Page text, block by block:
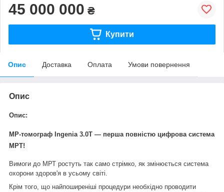
45 000 000 ₴
Купити
Опис Доставка Оплата Умови повернення
Опис
Опис:
МР-томограф Ingenia 3.0T — перша повністю цифрова система
МРТ!
Вимоги до МРТ ростуть так само стрімко, як змінюється система
охорони здоров'я в усьому світі.
Крім того, що найпоширеніші процедури необхідно проводити